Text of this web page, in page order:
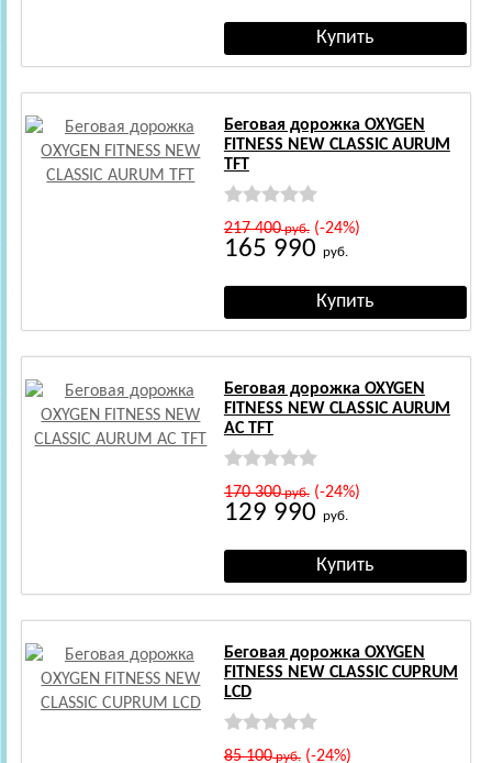
Беговая дорожка OXYGEN
FITNESS NEW CLASSIC AURUM
TFT
217 400руб.(-24%)
165 990 руб.
Беговая дорожка OXYGEN
FITNESS NEW CLASSIC AURUM
AC TFT
170 300руб.(-24%)
129 990 руб.
Беговая дорожка OXYGEN
FITNESS NEW CLASSIC CUPRUM
LCD
85 100руб.(-24%)